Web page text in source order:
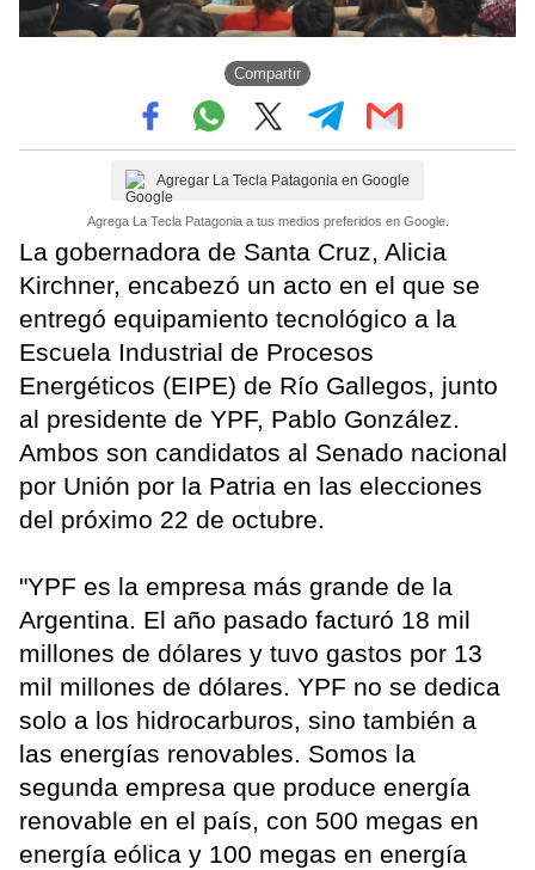
Compartir
Agregar La Tecla Patagonia en Google
Agrega La Tecla Patagonia a tus medios preferidos en Google.
La gobernadora de Santa Cruz, Alicia
Kirchner, encabezó un acto en el que se
entregó equipamiento tecnológico a la
Escuela Industrial de Procesos
Energéticos (EIPE) de Río Gallegos, junto
al presidente de YPF, Pablo González.
Ambos son candidatos al Senado nacional
por Unión por la Patria en las elecciones
del próximo 22 de octubre.
"YPF es la empresa más grande de la
Argentina. El año pasado facturó 18 mil
millones de dólares y tuvo gastos por 13
mil millones de dólares. YPF no se dedica
solo a los hidrocarburos, sino también a
las energías renovables. Somos la
segunda empresa que produce energía
renovable en el país, con 500 megas en
energía eólica y 100 megas en energía